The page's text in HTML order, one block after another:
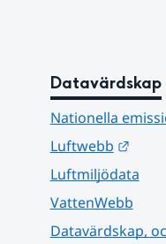
Datavärdskap
Nationella
Luftwebb
Länk
Luftmiljödata
VattenWebb
Datavärdskap,